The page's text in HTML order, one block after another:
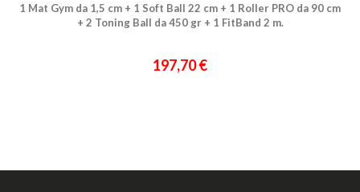
1 Mat Gym da 1,5 cm + 1 Soft Ball 22 cm + 1 Roller PRO da 90 cm
+ 2 Toning Ball da 450 gr + 1 FitBand 2 m.
197,70 €